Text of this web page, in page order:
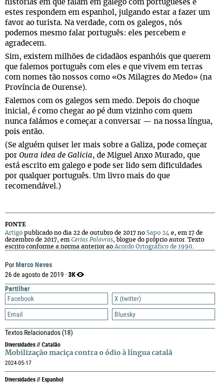
PorMarco Neves
26 de agosto de 2019 ·3K
Partilhar
Facebook
X (twitter)
Email
Bluesky
Textos Relacionados(18)
Diversidades // Catalão
Mobilização maciça contra o ódio à língua catalã
2024-05-17
Diversidades // Espanhol
histórias em que falam em galego com portugueses e
estes respondem em espanhol, julgando estar a fazer um
favor ao turista. Na verdade, com os galegos, nós
podemos mesmo falar português: eles percebem e
agradecem.
Sim, existem milhões de cidadãos espanhóis que querem
que falemos português com eles e que vivem em terras
com nomes tão nossos como «Os Milagres do Medo» (na
Província de Ourense).
Falemos com os galegos sem medo. Depois do choque
inicial, é como chegar ao pé dum vizinho com quem
nunca falámos e começar a conversar — na nossa língua,
pois então.
(Se alguém quiser ler mais sobre a Galiza, pode começar
por Outra idea de Galicia, de Miguel Anxo Murado, que
está escrito em galego e pode ser lido sem dificuldades
por qualquer português. Um livro mais do que
recomendável.)
FONTE
Artigo publicado no dia 22 de outubro de 2017 no Sapo 24 e, em 17 de
dezembro de 2017, em Certas Palavras, blogue do próprio autor. Texto
escrito conforme a norma anterior ao Acordo Ortográfico de 1990